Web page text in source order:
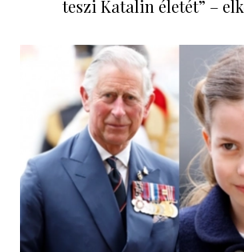
teszi Katalin életét” –